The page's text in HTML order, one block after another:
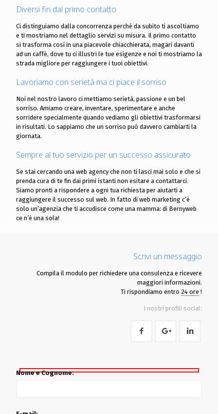
Diversi fin dal primo contatto
Ci distinguiamo dalla concorrenza perché da subito ti ascoltiamo
e ti mostriamo nel dettaglio servizi su misura. Il primo contatto
si trasforma così in una piacevole chiacchierata, magari davanti
ad un caffè, dove tu ci illustri le tue esigenze e noi ti mostriamo la
strada migliore per raggiungere i tuoi obiettivi.
Lavoriamo con serietà ma ci piace il sorriso
Noi nel nostro lavoro ci mettiamo serietà, passione e un bel
sorriso. Amiamo creare, inventare, sperimentare e anche
sorridere specialmente quando vediamo gli obiettivi trasformarsi
in risultati. Lo sappiamo che un sorriso può davvero cambiarti la
giornata.
Sempre al tuo servizio per un successo assicurato
Se stai cercando una web agency che non ti lasci mai solo e che si
prenda cura di te fin dai primi istanti non esitare a contattarci.
Siamo pronti a rispondere a ogni tua richiesta per aiutarti a
raggiungere il successo sul web. In fatto di web marketing c’è
solo un’agenzia che ti accudisce come una mamma: di Bernyweb
ce n’è una sola!
Scrivi un messaggio
Compila il modulo per richiedere una consulenza e ricevere
maggiori informazioni.
Ti rispondiamo entro 24 ore !
I nostri profili social:
Nome e Cognome: